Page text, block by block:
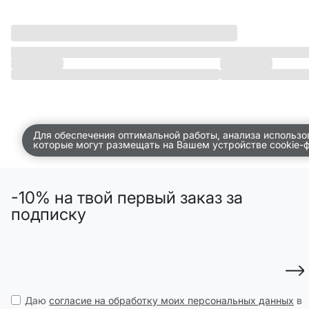
SELA × МАЛЕНЬКИЙ ПРИНЦновое
ПРИМЕРИТЬ ОНЛАЙН
SELA × HELLO KITTY
ДЕНИМ
ЛУКБУКИ
НА СЛУЧАЙ ПОНЕДЕЛЬНИКА
КОНСТРУКТОР ГАРДЕРОБА
ОБУВЬ
Для обеспечения оптимальной работы, анализа
которые могут размещать на Вашем устройстве cookie-
-10% на твой первый заказ за
подписку
Даю согласие на обработку моих персональных данных в